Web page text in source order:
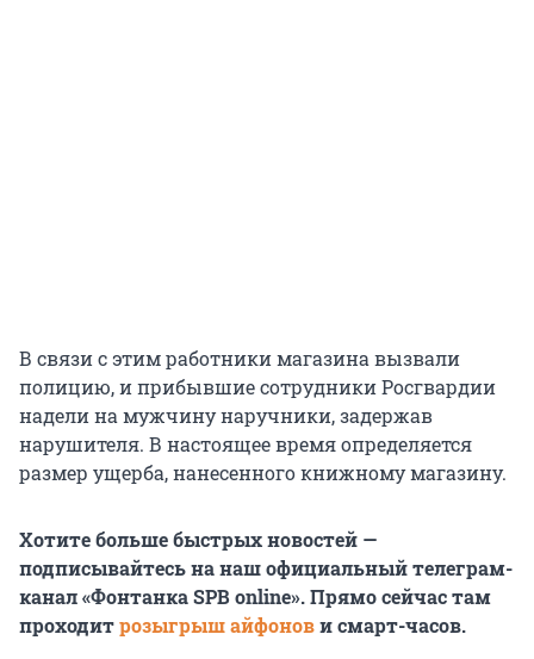
В связи с этим работники магазина вызвали
полицию, и прибывшие сотрудники Росгвардии
надели на мужчину наручники, задержав
нарушителя. В настоящее время определяется
размер ущерба, нанесенного книжному магазину.
Хотите больше быстрых новостей —
подписывайтесь на наш официальный телеграм-
канал «Фонтанка SPB online». Прямо сейчас там
проходитрозыгрыш айфонови смарт-часов.